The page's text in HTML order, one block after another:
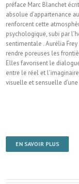
préface Marc Blanchet
absolue d’appartenance
renforcent cette
psychologique, subi par
sentimentale . Aurélia
rendre poreuses les
Elles favorisent le
entre le réel et
visuelle et sensuelle
EN SAVOIR PLUS